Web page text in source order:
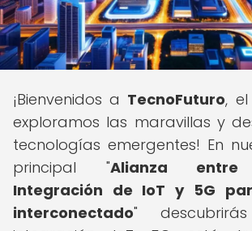
¡Bienvenidos a TecnoFuturo,
exploramos las maravillas y
tecnologías emergentes! En
principal "Alianza entre
Integración de IoT y 5G
interconectado"